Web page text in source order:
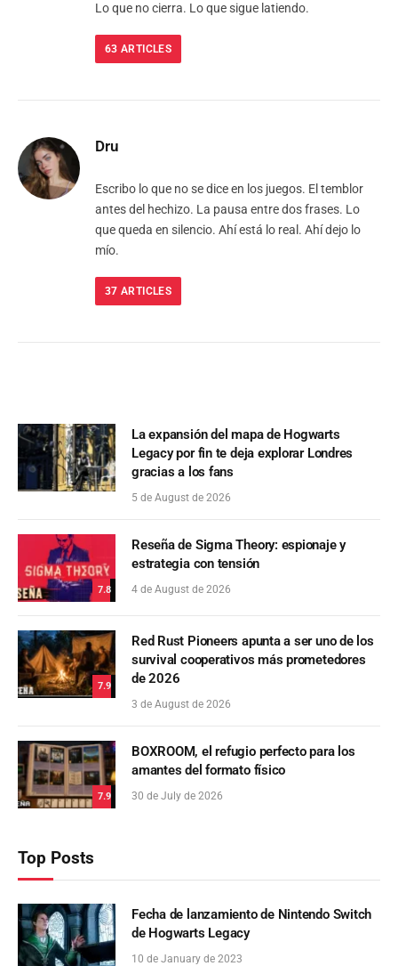
Lo que no cierra. Lo que sigue latiendo.
63 ARTICLES
Dru
Escribo lo que no se dice en los juegos. El temblor
antes del hechizo. La pausa entre dos frases. Lo
que queda en silencio. Ahí está lo real. Ahí dejo lo
mío.
37 ARTICLES
La expansión del mapa de Hogwarts
Legacy por fin te deja explorar Londres
gracias a los fans
5 de August de 2026
7.8
Reseña de Sigma Theory: espionaje y
estrategia con tensión
4 de August de 2026
7.9
Red Rust Pioneers apunta a ser uno de los
survival cooperativos más prometedores
de 2026
3 de August de 2026
7.9
BOXROOM, el refugio perfecto para los
amantes del formato físico
30 de July de 2026
Top Posts
Fecha de lanzamiento de Nintendo Switch
de Hogwarts Legacy
10 de January de 2023